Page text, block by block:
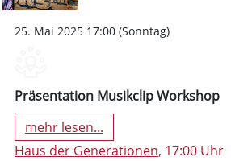
25. Mai 2025 17:00 (Sonntag)
Präsentation Musikclip Workshop
mehr lesen...
Haus der Generationen, 17:00 Uhr